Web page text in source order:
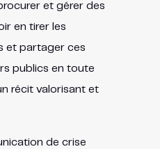
et gérer des
en tirer les
et partager ces
publics en toute
récit valorisant et
de crise